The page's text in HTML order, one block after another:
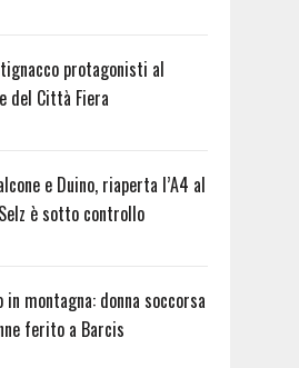
protagonisti al
del Città Fiera
e Duino, riaperta l’A4 al
è sotto controllo
montagna: donna soccorsa
ferito a Barcis